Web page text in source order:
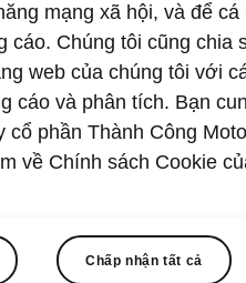
Hệ
Hệ
Trong
hoạt,
tiếp
collision
trạng
mạng xã hội, và để cá
cáo. Chúng tôi cũng chia
web của chúng tôi với
cáo và phân tích. Bạn
cổ phần Thành Công
về Chính sách Cookie
Chấp nhận tất cả